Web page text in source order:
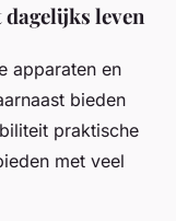
leven
apparaten en
bieden
praktische
met veel